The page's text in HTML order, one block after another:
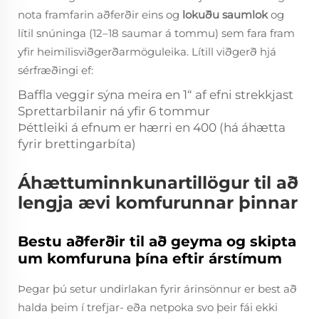
nota framfarin aðferðir eins og lokuðu saumlokog
lítil snúninga (12–18 saumar á tommu) sem fara fram
yfir heimilisviðgerðarmöguleika. Lítill viðgerð hjá
sérfræðingi ef:
Baffla veggir sýna meira en 1“ af efni strekkjast
Sprettarbilanir ná yfir 6 tommur
Þéttleiki á efnum er hærri en 400 (há áhætta
fyrir brettingarbíta)
Áhættuminnkunartillögur til að
lengja ævi komfurunnar þinnar
Bestu aðferðir til að geyma og skipta
um komfuruna þína eftir árstímum
Þegar þú setur undirlakan fyrir árinsönnur er best að
halda þeim í trefjar- eða netpoka svo þeir fái ekki